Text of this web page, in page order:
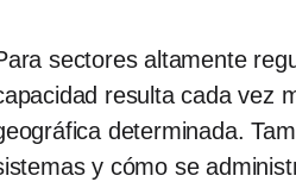
sectores altamente
resulta cada vez
determinada.
y cómo se